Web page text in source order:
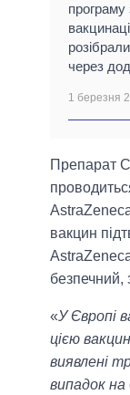
програму
через
1 березня
Препарат
вакцин
безпечний,
«У Європі
цією
виявлені
випадок